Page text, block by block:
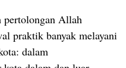
pertolongan Allah
praktik banyak melayani
dalam